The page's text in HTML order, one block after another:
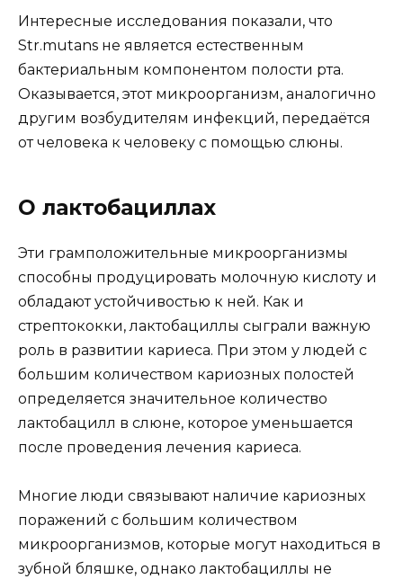
Интересные исследования показали, что
Str.mutans не является естественным
бактериальным компонентом полости рта.
Оказывается, этот микроорганизм, аналогично
другим возбудителям инфекций, передаётся
от человека к человеку с помощью слюны.
О лактобациллах
Эти грамположительные микроорганизмы
способны продуцировать молочную кислоту и
обладают устойчивостью к ней. Как и
стрептококки, лактобациллы сыграли важную
роль в развитии кариеса. При этом у людей с
большим количеством кариозных полостей
определяется значительное количество
лактобацилл в слюне, которое уменьшается
после проведения лечения кариеса.
Многие люди связывают наличие кариозных
поражений с большим количеством
микроорганизмов, которые могут находиться в
зубной бляшке, однако лактобациллы не